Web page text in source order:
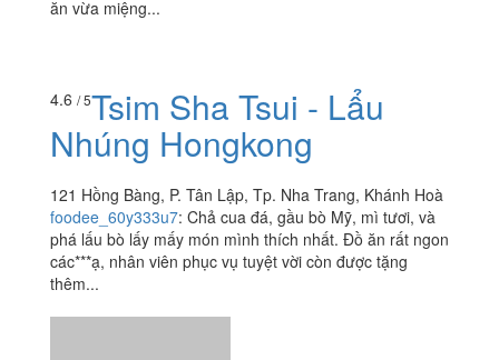
69 Lê Đại Hành, Tp. Nha Trang, Khánh Hoà
ăn vừa miệng...
4.6 / 5Tsim Sha Tsui - Lẩu
Nhúng Hongkong
121 Hồng Bàng, P. Tân Lập, Tp. Nha Trang, Khánh Hoà